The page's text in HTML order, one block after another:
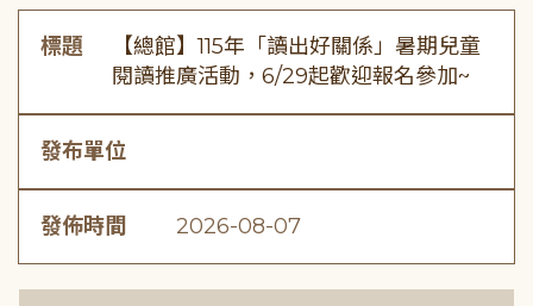
標題
【總館】115年「讀出好關係」暑期兒童
閱讀推廣活動，6/29起歡迎報名參加~
發布單位
發佈時間 2026-08-07